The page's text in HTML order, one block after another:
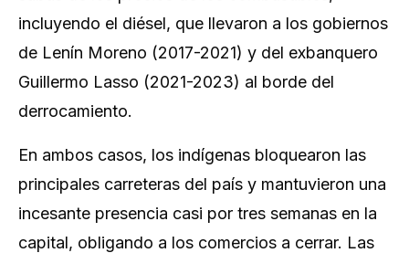
incluyendo el diésel, que llevaron a los gobiernos
de Lenín Moreno (2017-2021) y del exbanquero
Guillermo Lasso (2021-2023) al borde del
derrocamiento.
En ambos casos, los indígenas bloquearon las
principales carreteras del país y mantuvieron una
incesante presencia casi por tres semanas en la
capital, obligando a los comercios a cerrar. Las